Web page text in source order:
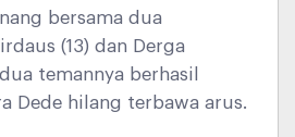
bersama dua
(13) dan Derga
temannya berhasil
Dede hilang terbawa arus.